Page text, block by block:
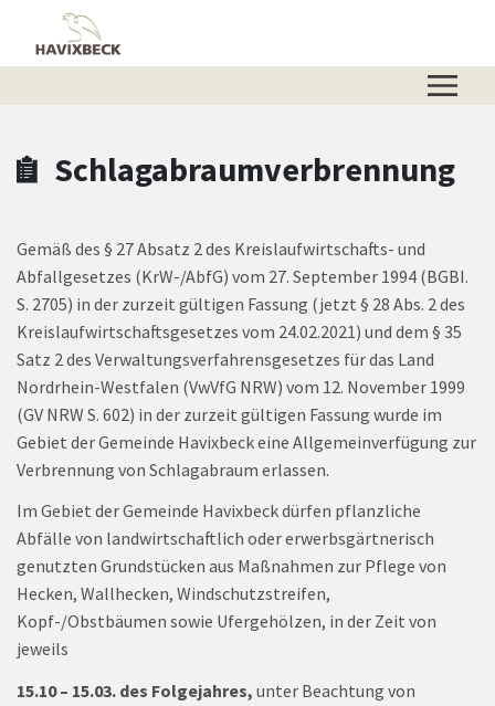
Zum Header
Zum Hauptinhalt
Zum Footer
Zum Hauptinhalt springen
Schlagabraumverbrennung
Gemäß des § 27 Absatz 2 des Kreislaufwirtschafts- und
Abfallgesetzes (KrW-/AbfG) vom 27. September 1994 (BGBI.
S. 2705) in der zurzeit gültigen Fassung (jetzt § 28 Abs. 2 des
Kreislaufwirtschaftsgesetzes vom 24.02.2021) und dem § 35
Satz 2 des Verwaltungsverfahrensgesetzes für das Land
Nordrhein-Westfalen (VwVfG NRW) vom 12. November 1999
(GV NRW S. 602) in der zurzeit gültigen Fassung wurde im
Gebiet der Gemeinde Havixbeck eine Allgemeinverfügung zur
Verbrennung von Schlagabraum erlassen.
Im Gebiet der Gemeinde Havixbeck dürfen pflanzliche
Abfälle von landwirtschaftlich oder erwerbsgärtnerisch
genutzten Grundstücken aus Maßnahmen zur Pflege von
Hecken, Wallhecken, Windschutzstreifen,
Kopf-/Obstbäumen sowie Ufergehölzen, in der Zeit von
jeweils
15.10 – 15.03. des Folgejahres, unter Beachtung von